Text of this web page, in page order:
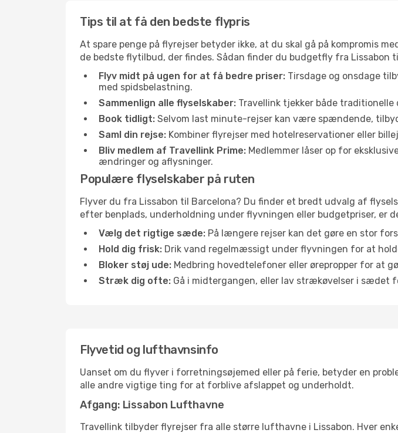
Tips til at få den bedste flypris
At spare penge på flyrejser betyder ikke, at du skal gå på kompromis
de bedste flytilbud, der findes. Sådan finder du budgetfly fra Lissabon
Flyv midt på ugen for at få bedre priser: Tirsdage og onsdage
med spidsbelastning.
Sammenlign alle flyselskaber: Travellink tjekker både
Book tidligt: Selvom last minute-rejser kan være spændende,
Saml din rejse: Kombiner flyrejser med hotelreservationer eller
Bliv medlem af Travellink Prime: Medlemmer låser op for
ændringer og aflysninger.
Populære flyselskaber på ruten
Flyver du fra Lissabon til Barcelona? Du finder et bredt udvalg af
efter benplads, underholdning under flyvningen eller budgetpriser, er
Vælg det rigtige sæde: På længere rejser kan det gøre en stor
Hold dig frisk: Drik vand regelmæssigt under flyvningen for at
Bloker støj ude: Medbring hovedtelefoner eller ørepropper for at
Stræk dig ofte: Gå i midtergangen, eller lav strækøvelser i sædet
Flyvetid og lufthavnsinfo
Uanset om du flyver i forretningsøjemed eller på ferie, betyder en
alle andre vigtige ting for at forblive afslappet og underholdt.
Afgang: Lissabon Lufthavne
Travellink tilbyder flyrejser fra alle større lufthavne i Lissabon. Hver